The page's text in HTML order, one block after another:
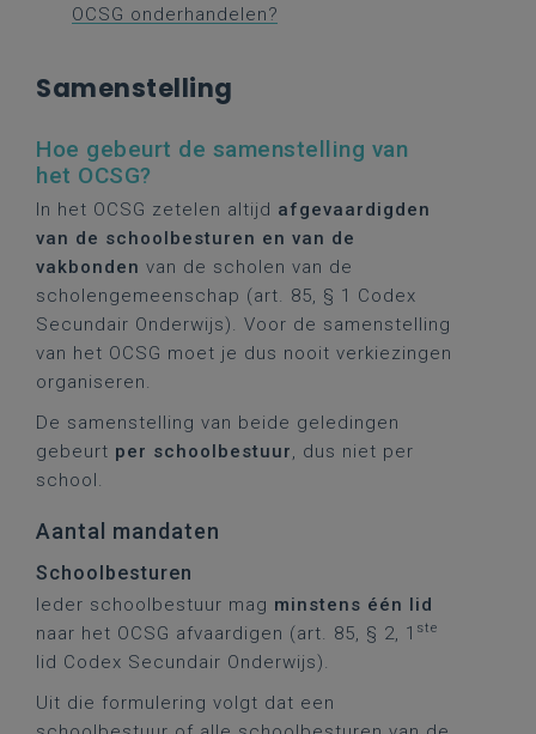
OCSG onderhandelen?
Samenstelling
Hoe gebeurt de samenstelling van
het OCSG?
In het OCSG zetelen altijd afgevaardigden
van de schoolbesturen en van de
vakbonden van de scholen van de
scholengemeenschap (art. 85, § 1 Codex
Secundair Onderwijs). Voor de samenstelling
van het OCSG moet je dus nooit verkiezingen
organiseren.
De samenstelling van beide geledingen
gebeurt per schoolbestuur, dus niet per
school.
Aantal mandaten
Schoolbesturen
Ieder schoolbestuur mag minstens één lid
naar het OCSG afvaardigen (art. 85, § 2, 1 ste
lid Codex Secundair Onderwijs).
Uit die formulering volgt dat een